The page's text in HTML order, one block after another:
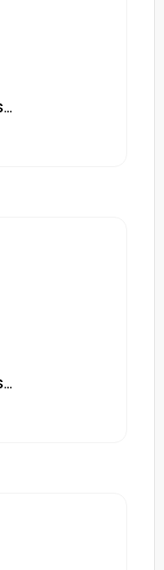
WARMTEC mata pod płytki DS2-25 170 W/m² – 2.5m²
WARMTEC mata pod płytki DS2-20 170 W/m² – 2m²